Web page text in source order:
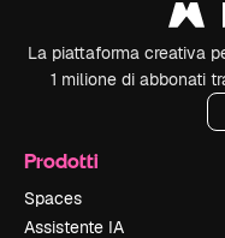
La piattaforma creativa
1 milione di abbonati
Prodotti
Spaces
Assistente IA